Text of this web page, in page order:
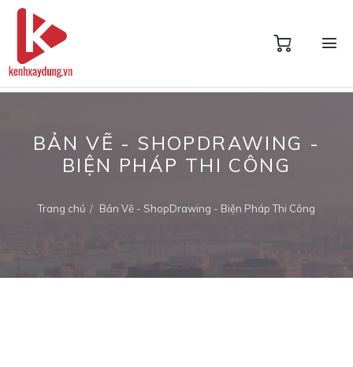
BẢN VẼ - SHOPDRAWING -
BIỆN PHÁP THI CÔNG
Trang chủ Bản Vẽ - ShopDrawing - Biện Pháp Thi Công